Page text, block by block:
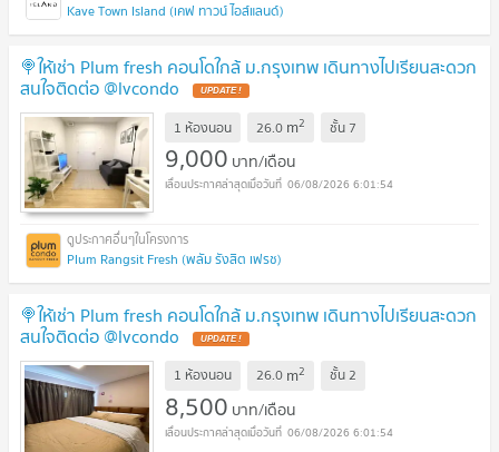
Kave Town Island (เคฟ ทาวน์ ไอส์แลนด์)
🍭ให้เช่า Plum fresh คอนโดใกล้ ม.กรุงเทพ เดินทางไปเรียนสะดวก
สนใจติดต่อ @lvcondo
1 ห้องนอน 26.0 m2 ชั้น 7
9,000 บาท/เดือน
06/08/2026 6:01:54
Plum Rangsit Fresh (พลัม รังสิต เฟรช)
🍭ให้เช่า Plum fresh คอนโดใกล้ ม.กรุงเทพ เดินทางไปเรียนสะดวก
สนใจติดต่อ @lvcondo
1 ห้องนอน 26.0 m2 ชั้น2
8,500 บาท/เดือน
06/08/2026 6:01:54